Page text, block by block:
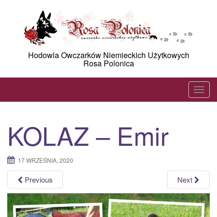
Hodowla Owczarków Niemieckich Użytkowych
Rosa Polonica
T
o
v
i
g
KOLAZ – Emir
17 WRZEŚNIA, 2020
Previous Next